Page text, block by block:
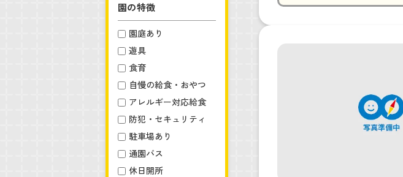
園の特徴
園庭あり
遊具
食育
自慢の給食・おやつ
アレルギー対応給食
防犯・セキュリティ
駐車場あり
通園バス
休日開所